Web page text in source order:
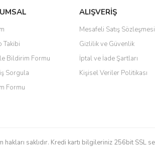
Ürün resmi kalitesiz, bozuk veya görüntülenemiyor.
Ürün açıklamasında eksik bilgiler bulunuyor.
Ürün bilgilerinde hatalar bulunuyor.
Ürün fiyatı diğer sitelerden daha pahalı.
Bu ürüne benzer farklı alternatifler olmalı.
Takibi
Bildirim Formu
Sorgula
Formu
ALIŞVERİŞ
Mesafeli Satış Sözleşmesi
Gizlilik ve Güvenlik
İptal ve İade Şartları
Kişisel Veriler Politikası
hakları saklıdır. Kredi kartı bilgileriniz 256bit SSL